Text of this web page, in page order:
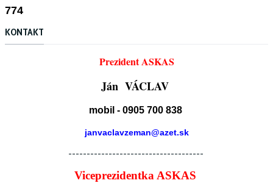
774
KONTAKT
Prezident ASKAS
Ján VÁCLAV
mobil - 0905 700 838
janvaclavzeman@azet.sk
-------------------------------------
Viceprezidentka ASKAS